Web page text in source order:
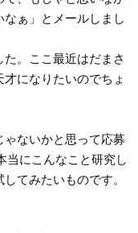
ぁ」とメールしまし
。ここ最近はだまさ
になりたいのでちょ
ゃないかと思って応募
当にこんなこと研究し
てみたいものです。